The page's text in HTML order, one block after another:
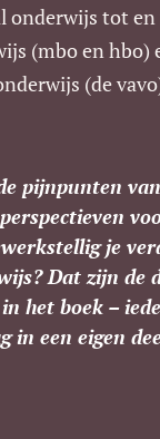
onderwijs tot
(mbo en hbo)
(de
pijnpunten
je
Dat zijn de
in het boek –
in een eigen